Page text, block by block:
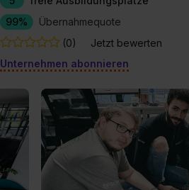
99%
Übernahmequote
(0)
Jetzt bewerten
Unternehmen abonnieren